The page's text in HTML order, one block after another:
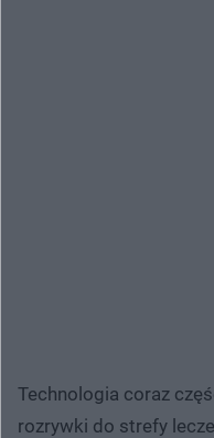
Technologia coraz
rozrywki do strefy